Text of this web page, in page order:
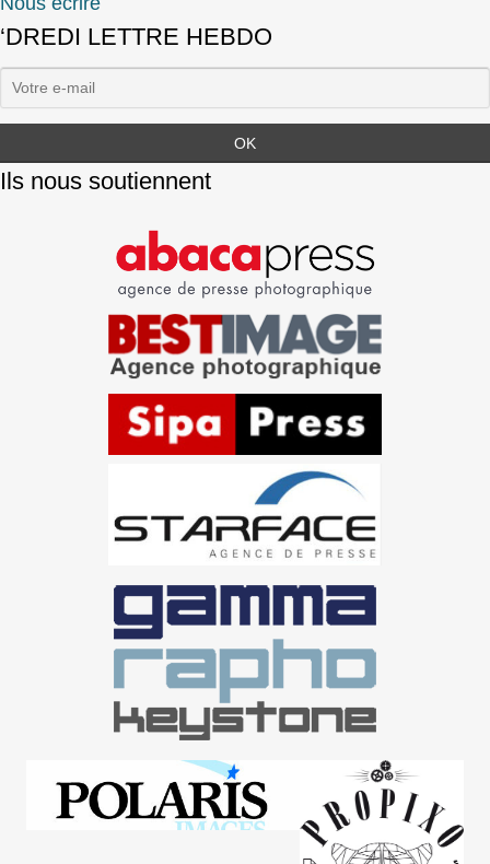
‘DREDI LETTRE HEBDO
Ils nous soutiennent